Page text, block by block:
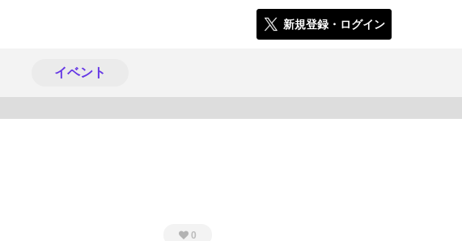
新規登録・ログイン
イベント
0